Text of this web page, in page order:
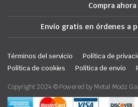
Compra ahora
Envío gratis en órdenes a
Términos del servicio
Política de
Política de cookies
Política de envío
Copyright 2024 © Powered by Metal Modz